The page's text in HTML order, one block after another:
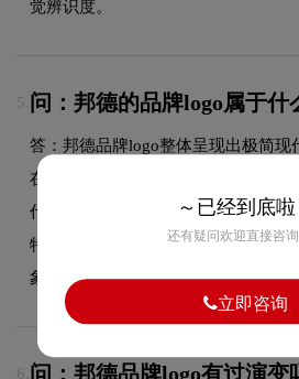
觉辨识度。
5. 问：邦德的品牌logo属于什
答：邦德品牌logo整体呈现出极简现
在品牌领域具有较好的适用性，设
代的核心手法，既符合行业的一般
特个性，能够在众多竞品中脱颖而
象。
6. 问：邦德品牌logo有过演变
～已经到底啦
还有疑问欢迎直接咨
立即咨询